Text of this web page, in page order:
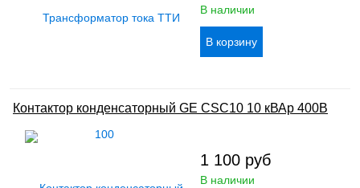
В наличии
Контактор конденсаторный GE CSC10 10 кВАр 400В
1 100 руб
В наличии